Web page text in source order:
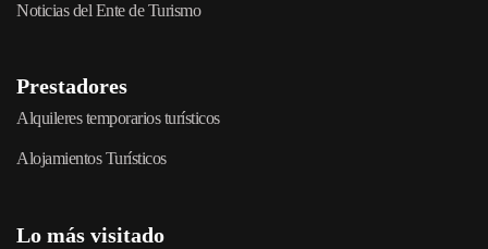
Noticias del Ente de Turismo
Prestadores
Alquileres temporarios turísticos
Alojamientos Turísticos
Lo más visitado